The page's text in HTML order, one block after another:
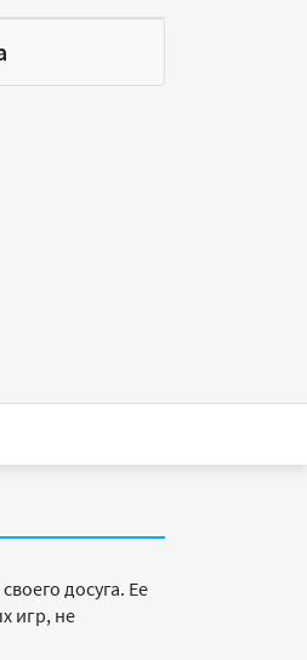
досуга. Ее
игр, не